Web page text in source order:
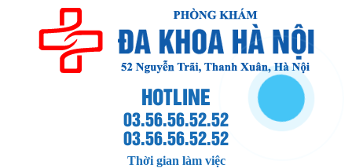
HOTLINE
03.56.56.52.52
03.56.56.52.52
Thời gian làm việc